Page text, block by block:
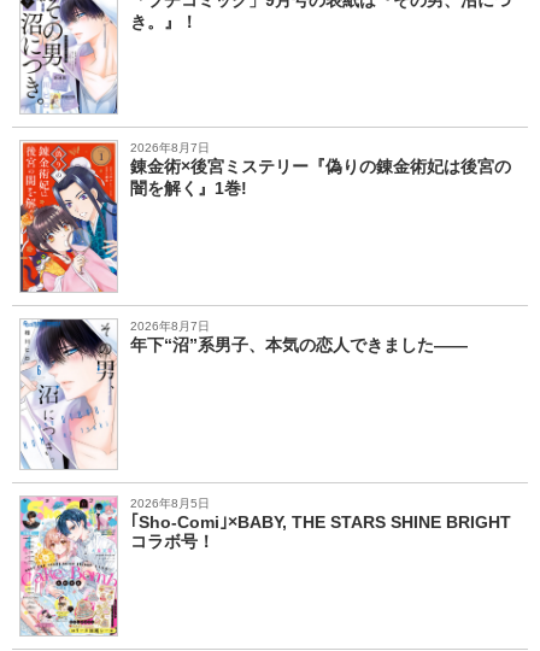
き。』！
2026年8月7日
錬金術×後宮ミステリー『偽りの錬金術妃は後宮の
闇を解く』1巻!
2026年8月7日
年下“沼”系男子、本気の恋人できました――
2026年8月5日
｢Sho-Comi｣×BABY, THE STARS SHINE BRIGHT
コラボ号！